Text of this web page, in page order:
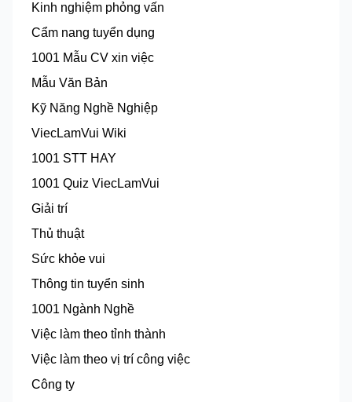
Kinh nghiệm phỏng vấn
Cẩm nang tuyển dụng
1001 Mẫu CV xin việc
Mẫu Văn Bản
Kỹ Năng Nghề Nghiệp
ViecLamVui Wiki
1001 STT HAY
1001 Quiz ViecLamVui
Giải trí
Thủ thuật
Sức khỏe vui
Thông tin tuyển sinh
1001 Ngành Nghề
Việc làm theo tỉnh thành
Việc làm theo vị trí công việc
Công ty